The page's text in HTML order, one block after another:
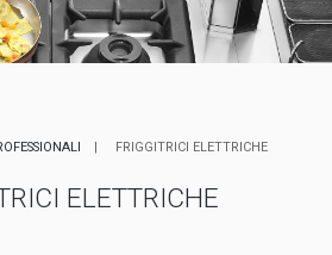
FRIGGITRICI ELETTRICHE
ELETTRICHE